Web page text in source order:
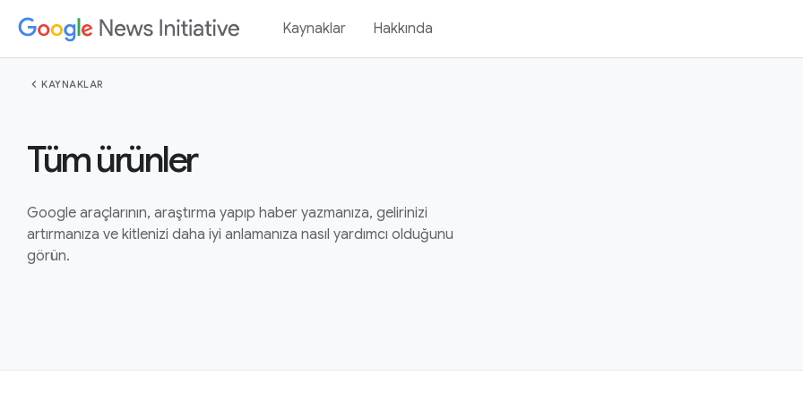
Kaynaklar Hakkında
chevron_left KAYNAKLAR
Tüm ürünler
Google araçlarının, araştırma yapıp haber yazmanıza, gelirinizi
artırmanıza ve kitlenizi daha iyi anlamanıza nasıl yardımcı olduğunu
görün.